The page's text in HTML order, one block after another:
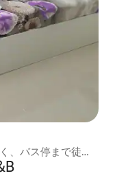
、バス停まで徒歩1